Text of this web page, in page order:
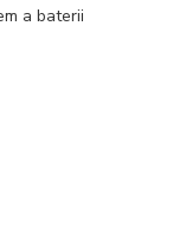
a baterii